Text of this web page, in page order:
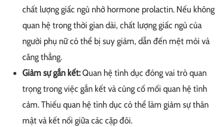
chất lượng giấc ngủ nhờ hormone prolactin. Nếu không
quan hệ trong thời gian dài, chất lượng giấc ngủ của
người phụ nữ có thể bị suy giảm, dẫn đến mệt mỏi và
căng thẳng.
Giảm sự gắn kết:Quan hệ tình dục đóng vai trò quan
trọng trong việc gắn kết và củng cố mối quan hệ tình
cảm. Thiếu quan hệ tình dục có thể làm giảm sự thân
mật và kết nối giữa các cặp đôi.